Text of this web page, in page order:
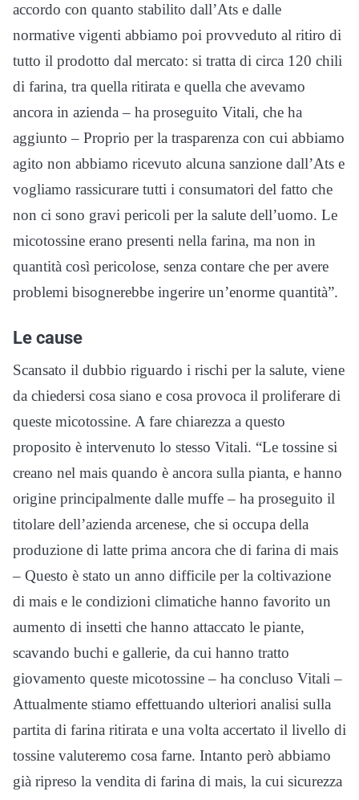
accordo con quanto stabilito dall’Ats e dalle
normative vigenti abbiamo poi provveduto al ritiro di
tutto il prodotto dal mercato: si tratta di circa 120 chili
di farina, tra quella ritirata e quella che avevamo
ancora in azienda – ha proseguito Vitali, che ha
aggiunto – Proprio per la trasparenza con cui abbiamo
agito non abbiamo ricevuto alcuna sanzione dall’Ats e
vogliamo rassicurare tutti i consumatori del fatto che
non ci sono gravi pericoli per la salute dell’uomo. Le
micotossine erano presenti nella farina, ma non in
quantità così pericolose, senza contare che per avere
problemi bisognerebbe ingerire un’enorme quantità”.
Le cause
Scansato il dubbio riguardo i rischi per la salute, viene
da chiedersi cosa siano e cosa provoca il proliferare di
queste micotossine. A fare chiarezza a questo
proposito è intervenuto lo stesso Vitali. “Le tossine si
creano nel mais quando è ancora sulla pianta, e hanno
origine principalmente dalle muffe – ha proseguito il
titolare dell’azienda arcenese, che si occupa della
produzione di latte prima ancora che di farina di mais
– Questo è stato un anno difficile per la coltivazione
di mais e le condizioni climatiche hanno favorito un
aumento di insetti che hanno attaccato le piante,
scavando buchi e gallerie, da cui hanno tratto
giovamento queste micotossine – ha concluso Vitali –
Attualmente stiamo effettuando ulteriori analisi sulla
partita di farina ritirata e una volta accertato il livello di
tossine valuteremo cosa farne. Intanto però abbiamo
già ripreso la vendita di farina di mais, la cui sicurezza